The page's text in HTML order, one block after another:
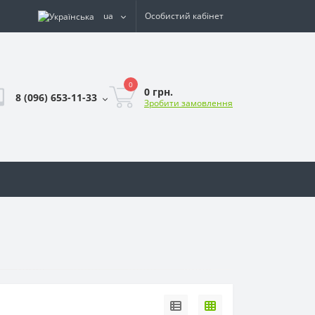
ua Особистий кабінет
8 (096) 653-11-33
0
0 грн.
Зробити замовлення